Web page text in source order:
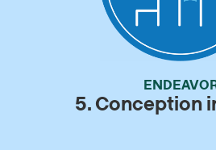
5. Conception